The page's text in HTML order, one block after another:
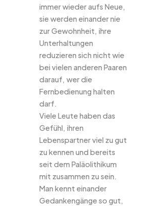
immer wieder aufs Neue,
sie werden einander nie
zur Gewohnheit, ihre
Unterhaltungen
reduzieren sich nicht wie
bei vielen anderen Paaren
darauf, wer die
Fernbedienung halten
darf.
Viele Leute haben das
Gefühl, ihren
Lebenspartner viel zu gut
zu kennen und bereits
seit dem Paläolithikum
mit zusammen zu sein.
Man kennt einander
Gedankengänge so gut,